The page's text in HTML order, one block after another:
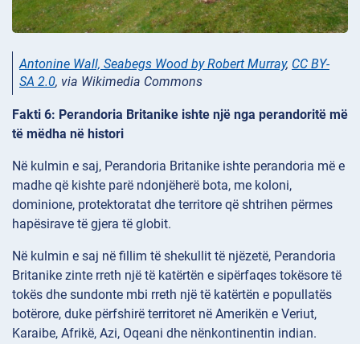
Antonine Wall, Seabegs Wood by Robert Murray, CC BY-
SA 2.0, via Wikimedia Commons
Fakti 6: Perandoria Britanike ishte një nga perandoritë më
të mëdha në histori
Në kulmin e saj, Perandoria Britanike ishte perandoria më e
madhe që kishte parë ndonjëherë bota, me koloni,
dominione, protektoratat dhe territore që shtrihen përmes
hapësirave të gjera të globit.
Në kulmin e saj në fillim të shekullit të njëzetë, Perandoria
Britanike zinte rreth një të katërtën e sipërfaqes tokësore të
tokës dhe sundonte mbi rreth një të katërtën e popullatës
botërore, duke përfshirë territoret në Amerikën e Veriut,
Karaibe, Afrikë, Azi, Oqeani dhe nënkontinentin indian.